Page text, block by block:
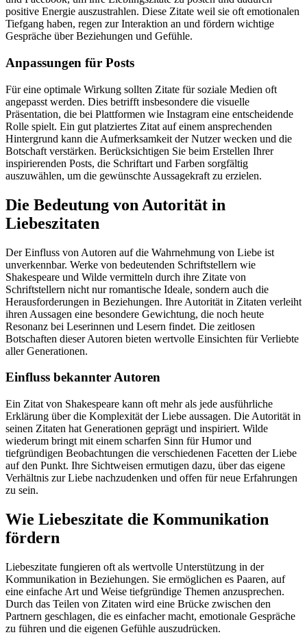
positive Energie auszustrahlen. Diese Zitate weil sie oft emotionalen
Tiefgang haben, regen zur Interaktion an und fördern wichtige
Gespräche über Beziehungen und Gefühle.
Anpassungen für Posts
Für eine optimale Wirkung sollten Zitate für soziale Medien oft
angepasst werden. Dies betrifft insbesondere die visuelle
Präsentation, die bei Plattformen wie Instagram eine entscheidende
Rolle spielt. Ein gut platziertes Zitat auf einem ansprechenden
Hintergrund kann die Aufmerksamkeit der Nutzer wecken und die
Botschaft verstärken. Berücksichtigen Sie beim Erstellen Ihrer
inspirierenden Posts, die Schriftart und Farben sorgfältig
auszuwählen, um die gewünschte Aussagekraft zu erzielen.
Die Bedeutung von Autorität in
Liebeszitaten
Der Einfluss von Autoren auf die Wahrnehmung von Liebe ist
unverkennbar. Werke von bedeutenden Schriftstellern wie
Shakespeare und Wilde vermitteln durch ihre Zitate von
Schriftstellern nicht nur romantische Ideale, sondern auch die
Herausforderungen in Beziehungen. Ihre Autorität in Zitaten verleiht
ihren Aussagen eine besondere Gewichtung, die noch heute
Resonanz bei Leserinnen und Lesern findet. Die zeitlosen
Botschaften dieser Autoren bieten wertvolle Einsichten für Verliebte
aller Generationen.
Einfluss bekannter Autoren
Ein Zitat von Shakespeare kann oft mehr als jede ausführliche
Erklärung über die Komplexität der Liebe aussagen. Die Autorität in
seinen Zitaten hat Generationen geprägt und inspiriert. Wilde
wiederum bringt mit einem scharfen Sinn für Humor und
tiefgründigen Beobachtungen die verschiedenen Facetten der Liebe
auf den Punkt. Ihre Sichtweisen ermutigen dazu, über das eigene
Verhältnis zur Liebe nachzudenken und offen für neue Erfahrungen
zu sein.
Wie Liebeszitate die Kommunikation
fördern
Liebeszitate fungieren oft als wertvolle Unterstützung in der
Kommunikation in Beziehungen. Sie ermöglichen es Paaren, auf
eine einfache Art und Weise tiefgründige Themen anzusprechen.
Durch das Teilen von Zitaten wird eine Brücke zwischen den
Partnern geschlagen, die es einfacher macht, emotionale Gespräche
zu führen und die eigenen Gefühle auszudrücken.